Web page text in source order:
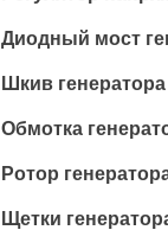
Диодный мост
Шкив
Обмотка
Ротор
Щетки